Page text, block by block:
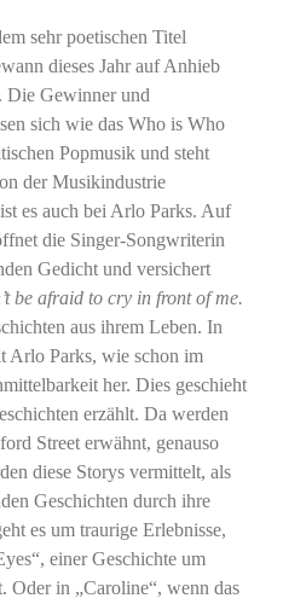
sehr poetischen Titel
dieses Jahr auf Anhieb
Die Gewinner und
sich wie das Who is Who
Popmusik und steht
der Musikindustrie
es auch bei Arlo Parks. Auf
die Singer-Songwriterin
Gedicht und versichert
be afraid to cry in front of me.
aus ihrem Leben. In
Arlo Parks, wie schon im
her. Dies geschieht
erzählt. Da werden
Street erwähnt, genauso
diese Storys vermittelt, als
Geschichten durch ihre
es um traurige Erlebnisse,
einer Geschichte um
in „Caroline“, wenn das